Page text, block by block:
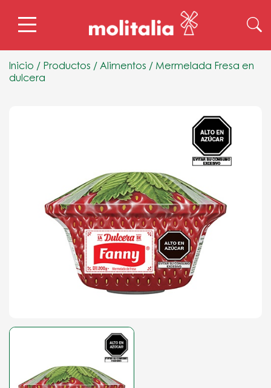
Inicio / Productos / Alimentos / Mermelada Fresa en
dulcera